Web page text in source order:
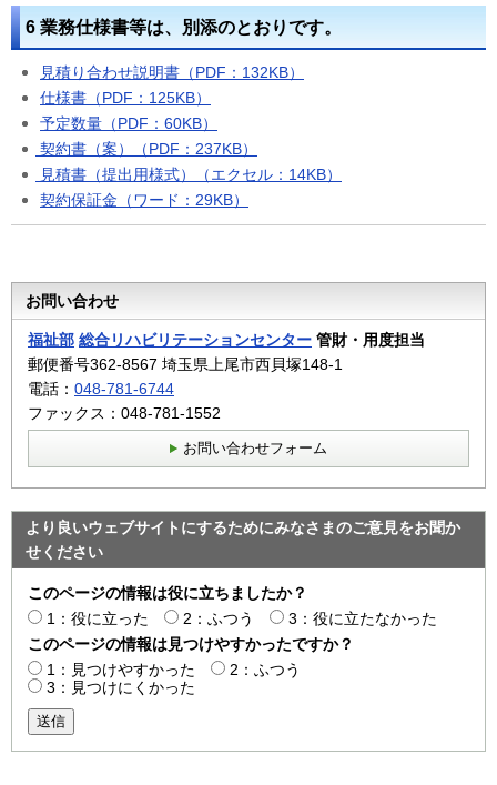
6 業務仕様書等は、別添のとおりです。
見積り合わせ説明書（PDF：132KB）
仕様書（PDF：125KB）
予定数量（PDF：60KB）
契約書（案）（PDF：237KB）
見積書（提出用様式）（エクセル：14KB）
契約保証金（ワード：29KB）
お問い合わせ
福祉部 総合リハビリテーションセンター 管財・用度担当
郵便番号362-8567 埼玉県上尾市西貝塚148-1
電話： 048-781-6744
ファックス：048-781-1552
お問い合わせフォーム
より良いウェブサイトにするためにみなさまのご意見をお聞か
せください
このページの情報は役に立ちましたか？
1：役に立った
2：ふつう
3：役に立たなかった
このページの情報は見つけやすかったですか？
1：見つけやすかった
2：ふつう
3：見つけにくかった
送信